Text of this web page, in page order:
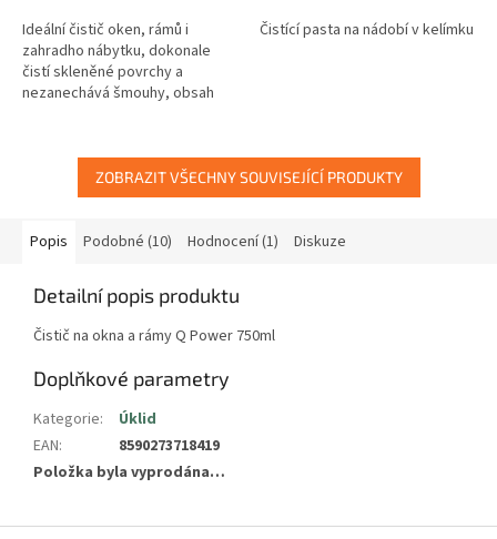
Ideální čistič oken, rámů i
zahradho nábytku, dokonale
čistí skleněné povrchy a
nezanechává šmouhy, obsah
odpaření produktu,...
Čistící pasta na nádobí v kelímku
ZOBRAZIT VŠECHNY SOUVISEJÍCÍ PRODUKTY
Popis Podobné (10) Hodnocení (1) Diskuze
Detailní popis produktu
Čistič na okna a rámy Q Power 750ml
Doplňkové parametry
Kategorie:
Úklid
EAN:
8590273718419
Položka byla vyprodána…